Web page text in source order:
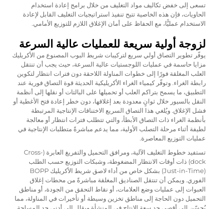
تسعى إلى خفض تكاليف مواد التغليف من خلال برامج إعادة استخدام
الحاويات، فإن هذه الخاصية تتيح تنفيذ استراتيجيات التغليف القابل لإعادة
الاستخدام عمليًّا، مع الحفاظ على أمان الإغلاق اللازم للتوزيع الأمامي.
لزوجة أولية سريعة للعمليات عالية السرعة
يوفّر تطوير التصاق أولي سريع لتركيبات شريط البوب المصنوع من الأكريليك
مزايا حاسمة في عمليات اللوجستيات عالية السرعة، حيث يجب أن تنتقل
العلب المغلقة فورًا إلى خطوات المناولة اللاحقة دون فترات انتظار لتكوين
رابطة الغراء. وتوفّر كيمياء الغراء الأكريليكية الحديثة قوة التصاق فورية عند
التطبيق، ما يسمح بتراكم العلب أو تحميلها على البالتات أو نقلها إلى أنظمة
النقل بالسيور خلال ثوانٍ معدودة بعد إغلاقها، دون خطر إعادة فتح الأغطية أو
فشل الإغلاق. ويُلغي هذا التصاق السريع الاختناقات الإنتاجية المرتبطة
بأنظمة الغراء ذات التصاق الأبطأ، والتي تتطلب فترات انتظار أو معالجة
لطيفة أثناء مرحلة التصلب الأولية، مما يدعم مباشرةً متطلبات الإنتاجية في
عمليات التوزيع المعاصرة.
تستفيد خطوط التغليف الآلية، ومرافق التحميل والتفريغ العابرة (Cross-
dock) ذات أوقات الانتظار المضغوطة، وشبكات التوزيع حسب الطلب
(Just-in-Time) بشكل خاص من أداء لاصق شريط الأكريليك BOPP
الفوري. ويمكن أن تنتقل الصناديق المغلقة مباشرةً من محطات إغلاق
العبوات إلى عمليات وضع العلامات، أو نقاط التحقق من الجودة، أو مناطق
التحميل دون الحاجة إلى مناطق تخزين وسيطة أو تأخيرات في المناولة، مما